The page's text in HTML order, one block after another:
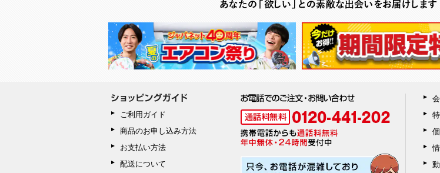
ご利用ガイド
商品のお申し込み方法
お支払い方法
配送について